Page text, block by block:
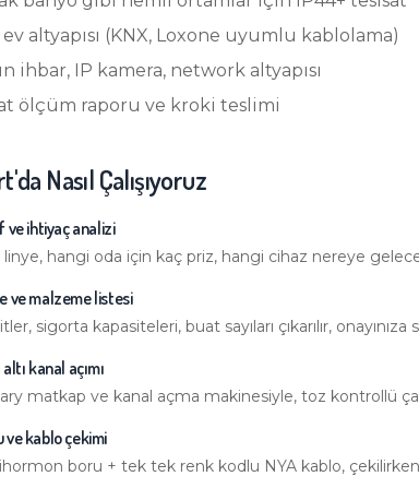
ev altyapısı (KNX, Loxone uyumlu kablolama)
ihbar, IP kamera, network altyapısı
ölçüm raporu ve kroki teslimi
'da Nasıl Çalışıyoruz
ve ihtiyaç analizi
linye, hangi oda için kaç priz, hangi cihaz nereye
ve malzeme listesi
sigorta kapasiteleri, buat sayıları çıkarılır, onayınıza
altı kanal açımı
matkap ve kanal açma makinesiyle, toz kontrollü
ve kablo çekimi
boru + tek tek renk kodlu NYA kablo,